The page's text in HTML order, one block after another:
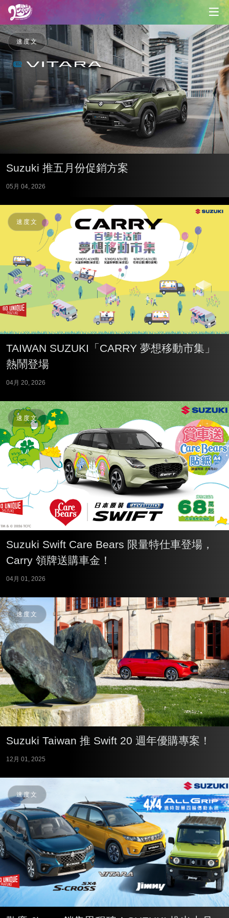
速度文
Suzuki 推五月份促銷方案
05月 04, 2026
速度文
TAIWAN SUZUKI「CARRY 夢想移動市集」
熱鬧登場
04月 20, 2026
速度文
Suzuki Swift Care Bears 限量特仕車登場，
Carry 領牌送購車金！
04月 01, 2026
速度文
Suzuki Taiwan 推 Swift 20 週年優購專案！
12月 01, 2025
速度文